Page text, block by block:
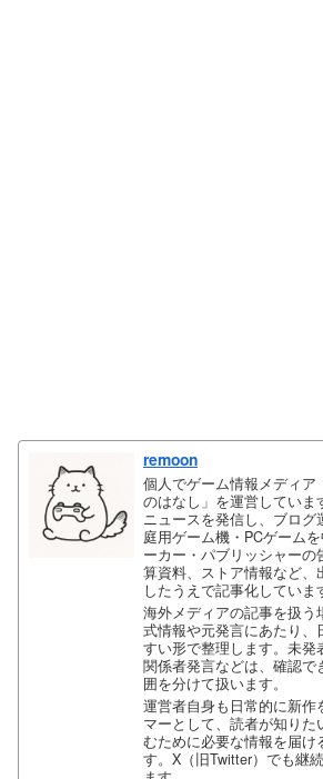
remoon
個人でゲーム情報メディア
のはなし」を運営していま
ニュースを発信し、ブログ
庭用ゲーム機・PCゲーム
ーカー・パブリッシャー
算資料、ストア情報など、
したうえで記事化していま
海外メディアの記事を扱う
式情報や元発言にあたり、
すい形で整理します。未発
関係者発言などは、確認で
囲を分けて扱います。
運営者自身も日常的に新作
マーとして、読者が知り
むために必要な情報を届け
す。X（旧Twitter）でも継